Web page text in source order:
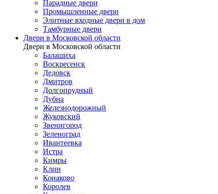
Парадные двери
Промышленные двери
Элитные входные двери в дом
Тамбурные двери
Двери в Московской области
Двери в Московской области
Балашиха
Воскресенск
Дедовск
Дмитров
Долгопрудный
Дубна
Железнодорожный
Жуковский
Звенигород
Зеленоград
Ивантеевка
Истра
Кимры
Клин
Конаково
Королев